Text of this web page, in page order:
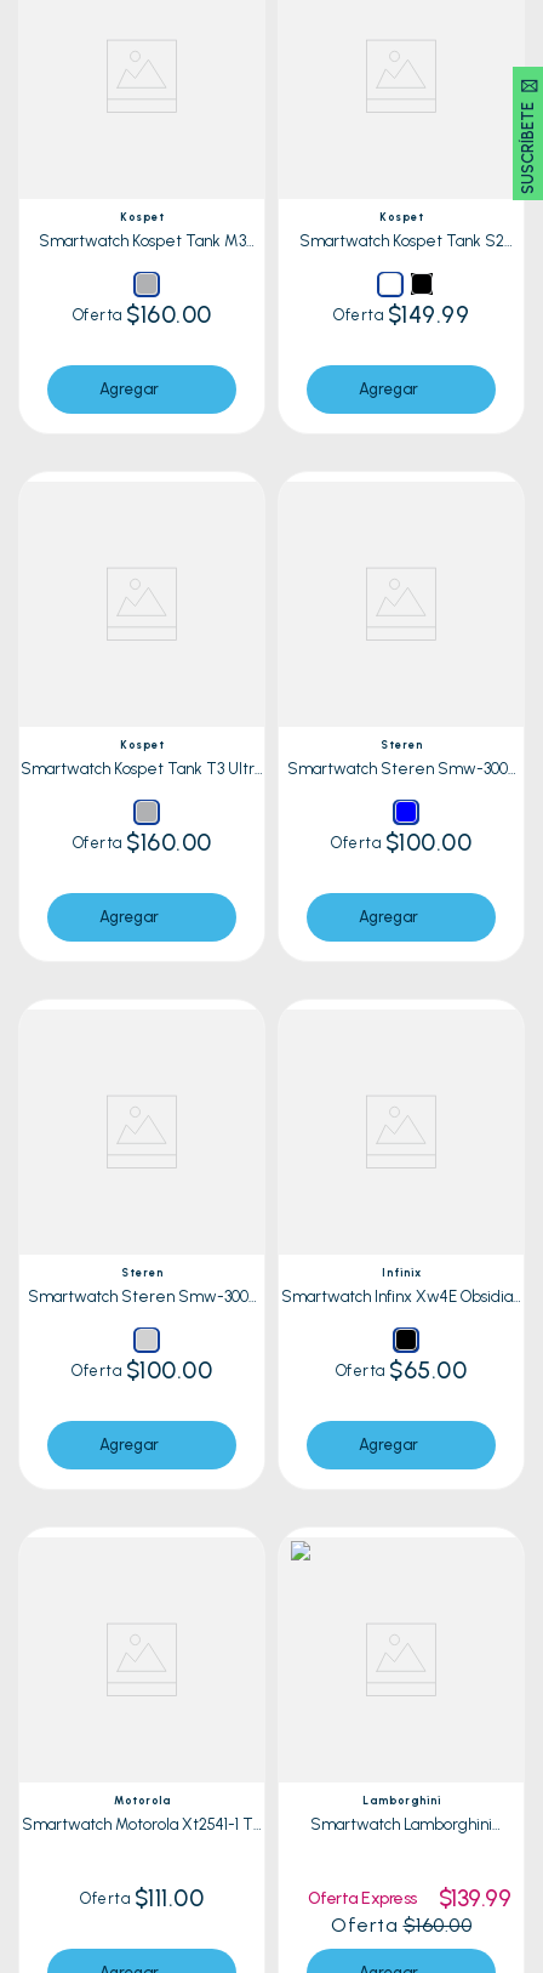
SUSCRÍBETE 🖂
Kospet
Smartwatch Kospet Tank M3
Oferta $160.00
Agregar
Kospet
Smartwatch Kospet Tank S2
Oferta $149.99
Agregar
Kospet
Smartwatch Kospet Tank T3 Ultra
Oferta $160.00
Agregar
Steren
Smartwatch Steren Smw-3000
Oferta $100.00
Agregar
Steren
Smartwatch Steren Smw-3000
Oferta $100.00
Agregar
Infinix
Smartwatch Infinx Xw4E Obsidian
Oferta $65.00
Agregar
Motorola
Smartwatch Motorola Xt2541-1 Tg
Oferta $111.00
Lamborghini
Smartwatch Lamborghini
Oferta Express $139.99
Oferta$160.00